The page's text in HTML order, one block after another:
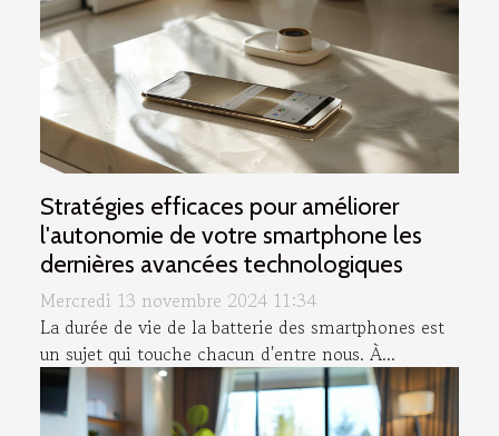
Stratégies efficaces pour améliorer
l'autonomie de votre smartphone les
dernières avancées technologiques
Mercredi 13 novembre 2024 11:34
La durée de vie de la batterie des smartphones est
un sujet qui touche chacun d'entre nous. À...